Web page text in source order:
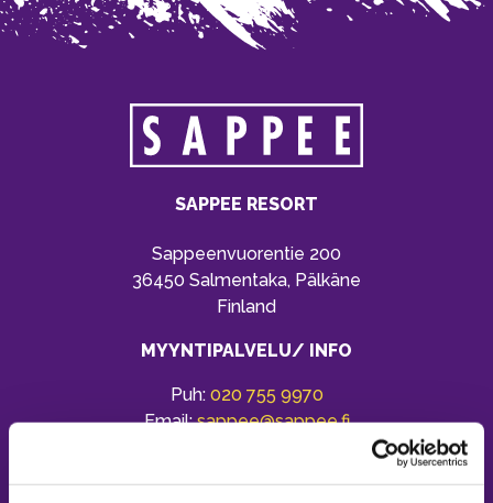
SAPPEE RESORT
Sappeenvuorentie 200
36450 Salmentaka, Pälkäne
Finland
MYYNTIPALVELU/ INFO
Puh: 020 755 9970
Email:sappee@sappee.fi